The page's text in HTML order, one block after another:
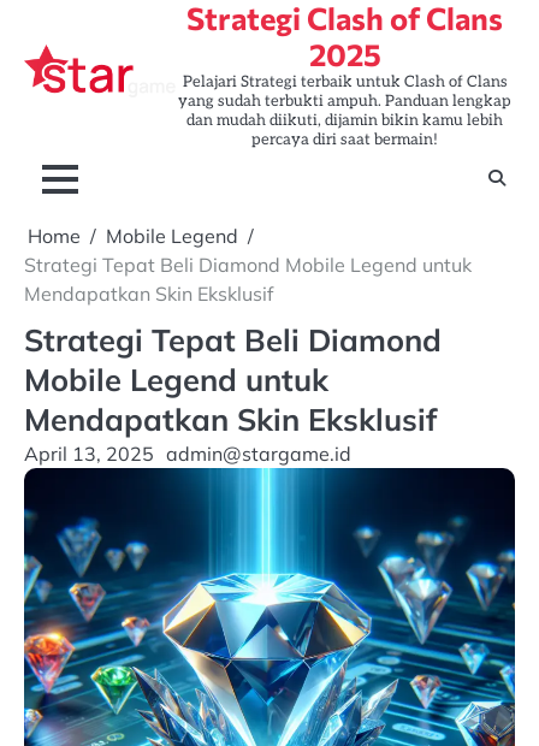
content
Strategi Clash of Clans
2025
Pelajari Strategi terbaik untuk Clash of Clans
yang sudah terbukti ampuh. Panduan lengkap
dan mudah diikuti, dijamin bikin kamu lebih
percaya diri saat bermain!
Home
Mobile Legend
Strategi Tepat Beli Diamond Mobile Legend untuk
Mendapatkan Skin Eksklusif
Strategi Tepat Beli Diamond
Mobile Legend untuk
Mendapatkan Skin Eksklusif
April 13, 2025 admin@stargame.id